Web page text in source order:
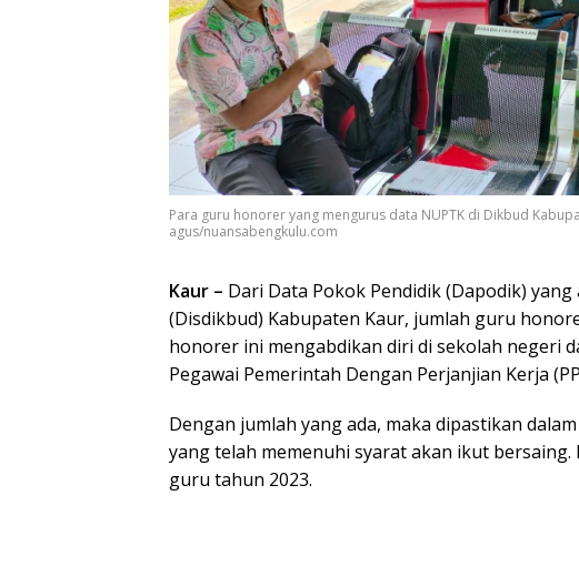
Para guru honorer yang mengurus data NUPTK di Dikbud
agus/nuansabengkulu.com
Kaur – Dari Data Pokok Pendidik (Dapodik)
(Disdikbud) Kabupaten Kaur, jumlah guru
honorer ini mengabdikan diri di sekolah negeri
Pegawai Pemerintah Dengan Perjanjian Kerja
Dengan jumlah yang ada, maka dipastikan
yang telah memenuhi syarat akan ikut
guru tahun 2023.